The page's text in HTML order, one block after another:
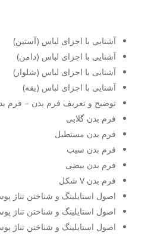
آشنایی با اجزای لباس (آستین)
آشنایی با اجزای لباس (دامن)
آشنایی با اجزای لباس (شلوار)
آشنایی با اجزای لباس (یقه)
توضیح و تعریف فرم بدن – فرم
فرم بدن گلابی
فرم بدن مستطیل
فرم بدن سیب
فرم بدن بیضی
فرم بدن V شکل
اصول استایلینگ و شناختن تناژ
اصول استایلینگ و شناختن تناژ
اصول استایلینگ و شناختن تناژ